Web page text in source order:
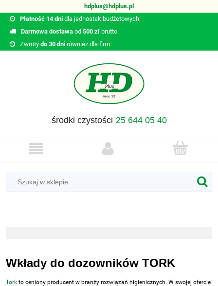
hdplus@hdplus.pl
Płatność 14 dni dla jednostek budżetowych
Darmowa dostawa od 500 zł brutto
Zwroty do 30 dni również dla firm
środki czystości 25 644 05 40
Wkłady do dozowników TORK
Tork to ceniony producent w branży rozwiązań higienicznych. W swojej ofercie